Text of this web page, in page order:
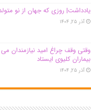
یادداشت| روزی که جهان از نو
آذر ۲۵, ۱۴۰۴
وقتی وقف چراغ امید نیازمندان
بیماران کلیوی ایستاد
آذر ۲۵, ۱۴۰۴